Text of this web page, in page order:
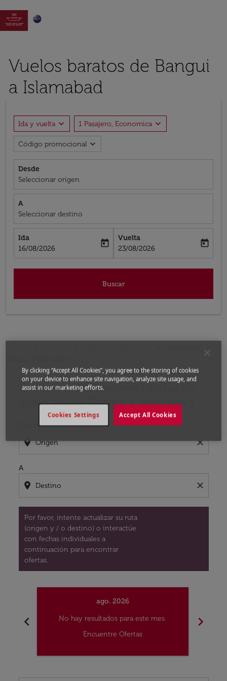

Vuelos baratos de Bangui
a Islamabad
Ida y vuelta expand_more 1 Pasajero, Economica expand_more
Código promocional expand_more
Desde
Seleccionar origen
A
Seleccionar destino
Ida
fc-booking-departure-date-aria-label
16/08/2026
today
Vuelta
fc-booking-return-date-aria-label
23/08/2026
today
Buscar
Encuentre las mejores ofertas de
vuelo desde Bangui a Islamabad
Desde
location_on close
A
location_on close
Por favor, intente actualizar su ruta
(origen y / o destino) o interactúe
con fechas individuales a
continuación para encontrar
ofertas.
Por favor, intente actualizar su ruta (origen y / o
chevron_left
ago. 2026
No hay resultados para este mes.
Encuentre Ofertas
chevron_right
By clicking “Accept All Cookies”, you agree to the storing of cookies
on your device to enhance site navigation, analyze site usage, and
assist in our marketing efforts.
Accept All Cookies
Cookies Settings